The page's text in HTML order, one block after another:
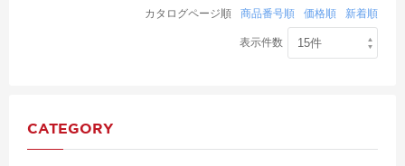
カタログページ順 商品番号順 価格順 新着順
表示件数
CATEGORY